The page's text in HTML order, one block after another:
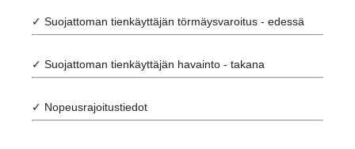
✓ Suojattoman tienkäyttäjän törmäysvaroitus - edessä
✓ Suojattoman tienkäyttäjän havainto - takana
✓ Nopeusrajoitustiedot